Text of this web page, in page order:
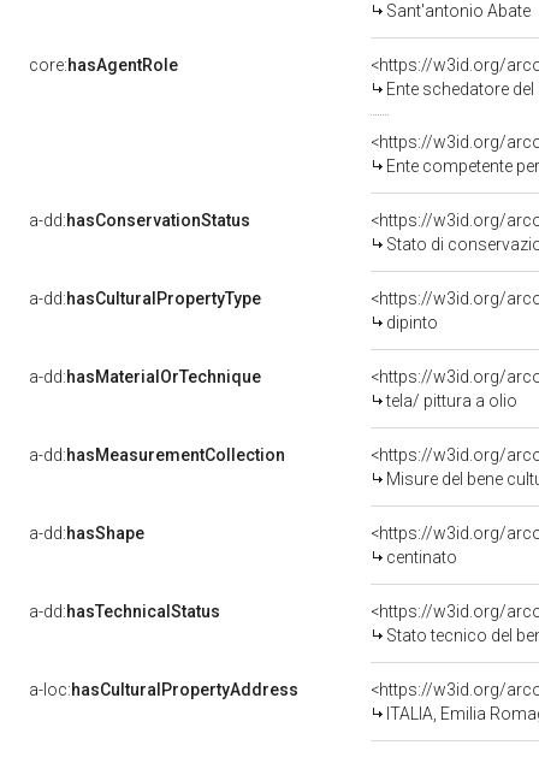
Sant'antonio Abate
core:hasAgentRole
<https://w3id.org/
Ente schedatore del bene
<https://w3id.org/
Ente competente per tutela
a-dd:hasConservationStatus
<https://w3id.org/
Stato di
a-dd:hasCulturalPropertyType
<https://w3id.org/
dipinto
a-dd:hasMaterialOrTechnique
<https://w3id.org/
tela/ pittura a olio
a-dd:hasMeasurementCollection
<https://w3id.org/
Misure del bene
a-dd:hasShape
<https://w3id.org/
centinato
a-dd:hasTechnicalStatus
<https://w3id.org/
Stato tecnico del
a-loc:hasCulturalPropertyAddress
<https://w3id.org/
ITALIA, Emilia